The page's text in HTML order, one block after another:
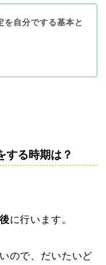
を自分でする基本と
する時期は？
に行います。
ので、だいたいど